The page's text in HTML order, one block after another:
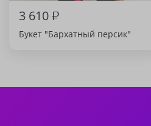
3 610₽
Букет "Бархатный персик"